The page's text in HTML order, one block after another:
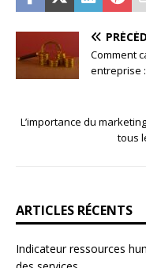
Comment
entreprise
L’importance du
tous
ARTICLES RÉCENTS
Indicateur ressources